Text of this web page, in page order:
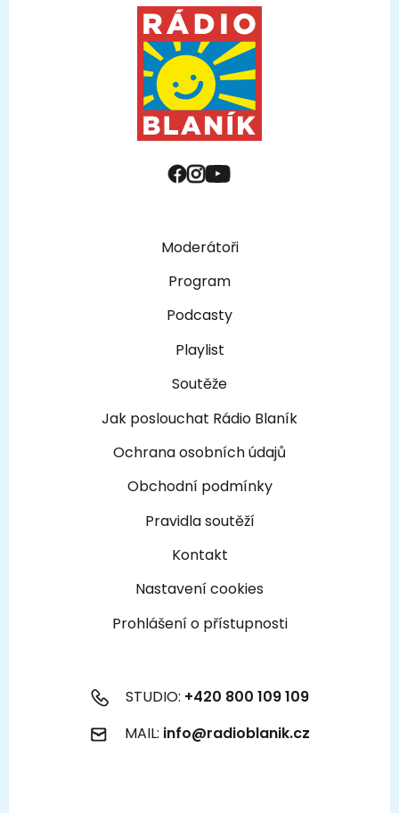
Moderátoři
Program
Podcasty
Playlist
Soutěže
Jak poslouchat Rádio Blaník
Ochrana osobních údajů
Obchodní podmínky
Pravidla soutěží
Kontakt
Nastavení cookies
Prohlášení o přístupnosti
STUDIO: +420 800 109 109
MAIL: info@radioblanik.cz